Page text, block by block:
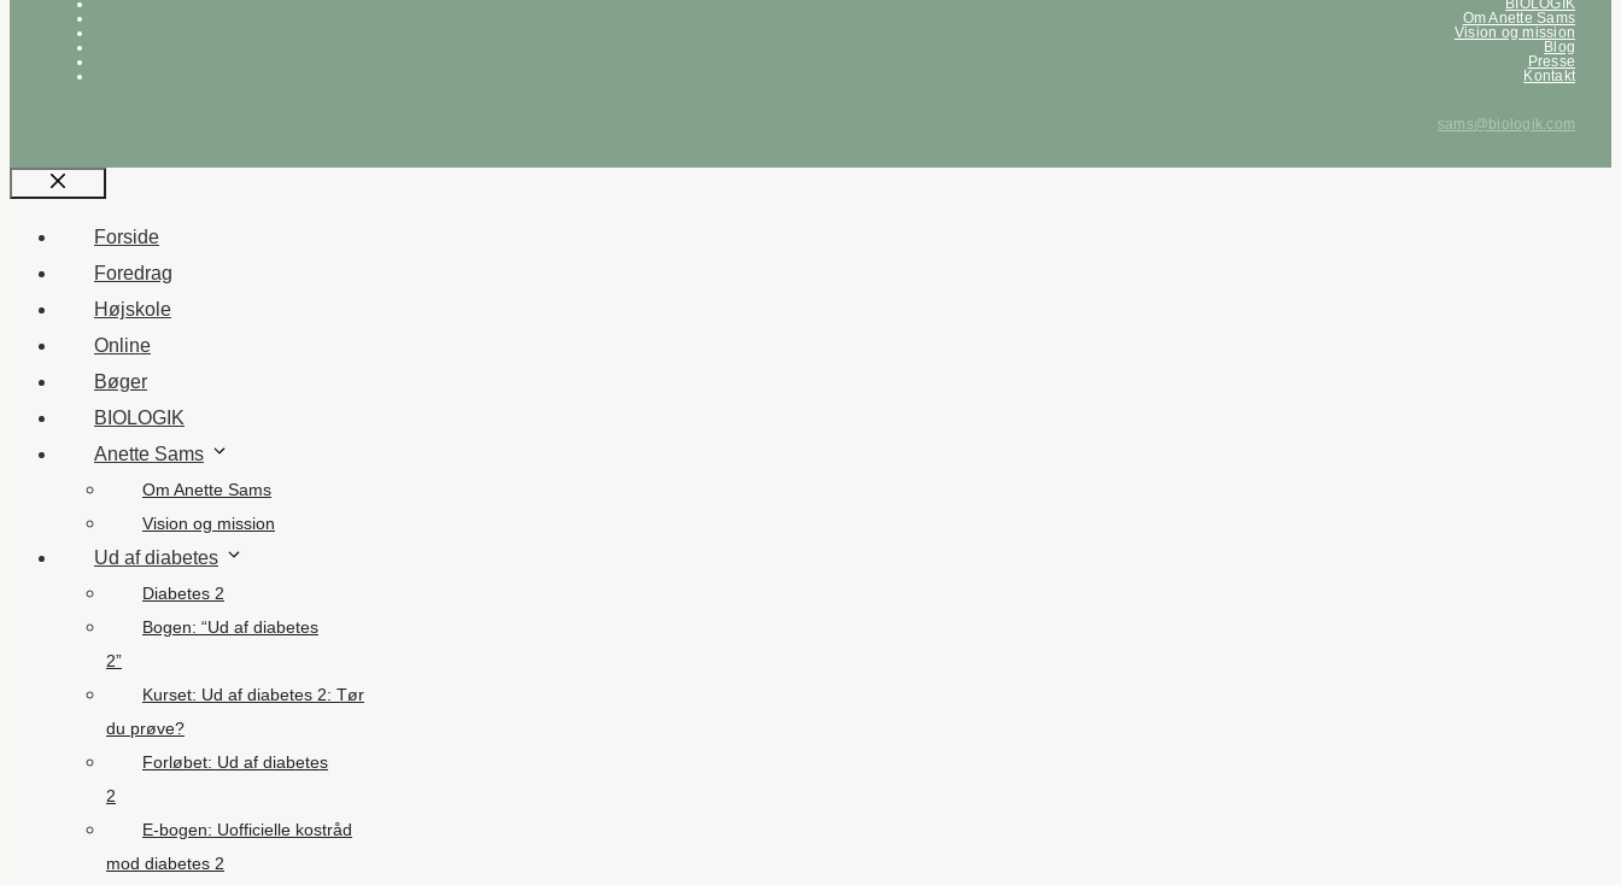
Om Anette Sams
Vision og mission
Blog
Presse
Kontakt
sams@biologik.com
Luk
Forside
Foredrag
Højskole
Online
Bøger
BIOLOGIK
Anette Sams
Om Anette Sams
Vision og mission
Ud af diabetes
Diabetes 2
Bogen: “Ud af diabetes
2”
Kurset: Ud af diabetes 2: Tør
du prøve?
Forløbet: Ud af diabetes
2
E-bogen: Uofficielle kostråd
mod diabetes 2